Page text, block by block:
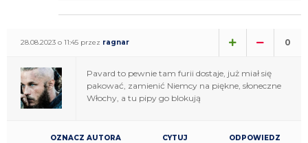
28.08.2023 o 11:45 przez ragnar 0
Pavard to pewnie tam furii dostaje, już miał się
pakować, zamienić Niemcy na piękne, słoneczne
Włochy, a tu pipy go blokują
OZNACZ AUTORA CYTUJ ODPOWIEDZ